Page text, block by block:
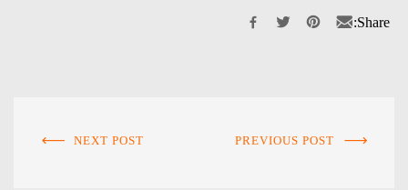
Share:
PREVIOUS POST
NEXT POST